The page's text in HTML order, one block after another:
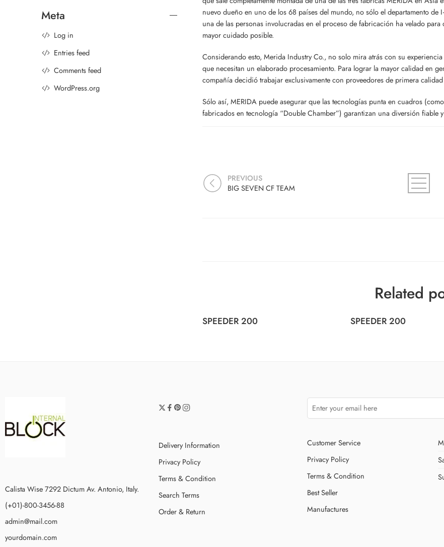
nuevo dueño en uno de los 68 países del mundo, no sólo el departamento
una de las personas involucradas en el proceso de fabricación ha velado
mayor cuidado posible.
Considerando esto, Merida Industry Co., no solo mira atrás con su
que necesitan un elaborado procesamiento. Para lograr la mayor calidad en
compañía decidió trabajar exclusivamente con proveedores de primera
Sólo así, MERIDA puede asegurar que las tecnologías punta en cuadros
fabricados en tecnología “Double Chamber”) garantizan una diversión fiable
PREVIOUS
BIG SEVEN CF TEAM
Related
SPEEDER 200 SPEEDER 200
Meta
Log in
Entries feed
Comments feed
WordPress.org
Calista Wise 7292 Dictum Av. Antonio, Italy.
(+01)-800-3456-88
admin@mail.com
yourdomain.com
Delivery Information
Privacy Policy
Terms & Condition
Search Terms
Order & Return
Customer Service
Privacy Policy
Terms & Condition
Best Seller
Manufactures